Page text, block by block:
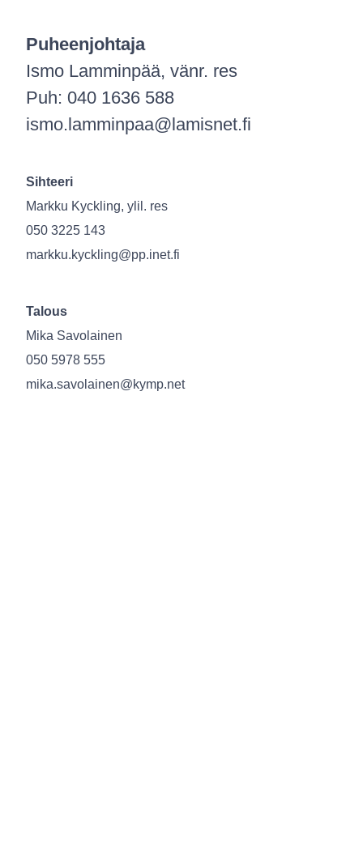
Puheenjohtaja
Ismo Lamminpää, vänr. res
Puh: 040 1636 588
ismo.lamminpaa@lamisnet.fi
Sihteeri
Markku Kyckling, ylil. res
050 3225 143
markku.kyckling@pp.inet.fi
Talous
Mika Savolainen
050 5978 555
mika.savolainen@kymp.net